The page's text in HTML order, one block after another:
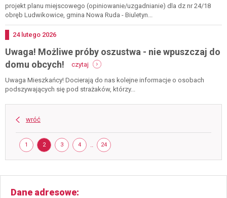
planu
miejscowego
nr
24/18
obręb
ludwikowice
projekt planu miejscowego (opiniowanie/uzgadnianie) dla dz nr 24/18
obręb Ludwikowice, gmina Nowa Ruda - Biuletyn...
Dodano
24 lutego 2026
Uwaga! Możliwe próby oszustwa - nie wpuszczaj do
domu obcych!
czytaj
uwaga!
możliwe
próby
-
do
domu
obcych!
Uwaga Mieszkańcy! Docierają do nas kolejne informacje o osobach
podszywających się pod strażaków, którzy...
wróć
StronaSTRONA
1 STRONA
2 STRONA
3 STRONA
4 STRONA
24
Dane adresowe